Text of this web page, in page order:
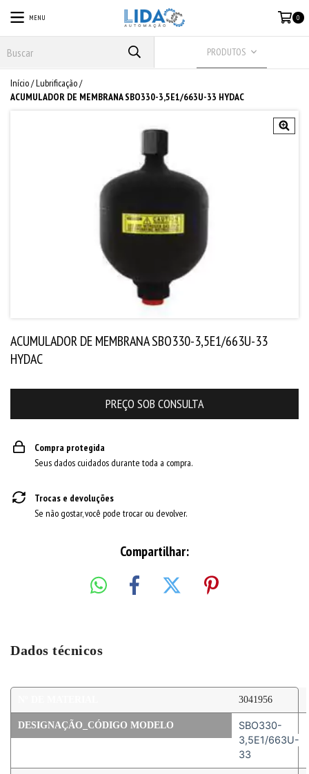
MENU 0
PRODUTOS
Início/Lubrificação/
ACUMULADOR DE MEMBRANA SBO330-3,5E1/663U-33 HYDAC
ACUMULADOR DE MEMBRANA SBO330-3,5E1/663U-33
HYDAC
Compra protegida
Seus dados cuidados durante toda a compra.
Trocas e devoluções
Se não gostar, você pode trocar ou devolver.
Compartilhar:
Dados técnicos
Mais 3041956
DESIGNAÇÃO_CÓDIGO MODELO
SBO330-
3,5E1/663U-
33